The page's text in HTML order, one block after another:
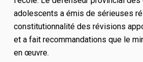
adolescents a émis de sérieuses
constitutionnalité des révisions
et a faitrecommandations que le
en œuvre.